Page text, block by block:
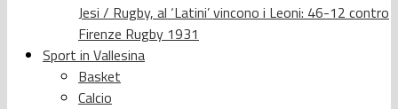
Jesi / Rugby, al ‘Latini’ vincono i Leoni: 46-12 contro
Firenze Rugby 1931
Sport in Vallesina
Basket
Calcio